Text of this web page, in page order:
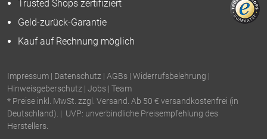
Trusted Shops zertifiziert
Geld-zurück-Garantie
Kauf auf Rechnung möglich
Impressum | Datenschutz | AGBs | Widerrufsbelehrung |
Hinweisgeberschutz | Jobs | Team
* Preise inkl. MwSt. zzgl. Versand. Ab 50 € versandkostenfrei (in
Deutschland). | UVP: unverbindliche Preisempfehlung des
Herstellers.